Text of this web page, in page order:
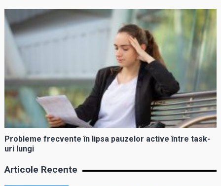
Probleme frecvente în lipsa pauzelor active între task-
uri lungi
Articole Recente